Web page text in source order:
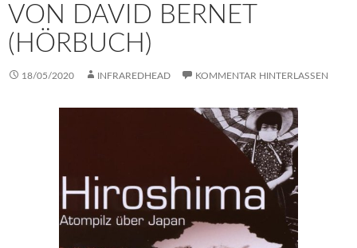
VON DAVID BERNET
(HÖRBUCH)
18/05/2020 INFRAREDHEAD KOMMENTAR HINTERLASSEN